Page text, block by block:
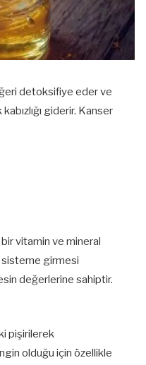
detoksifiye eder ve
giderir. Kanser
vitamin ve mineral
sisteme girmesi
değerlerine sahiptir.
pişirilerek
olduğu için özellikle